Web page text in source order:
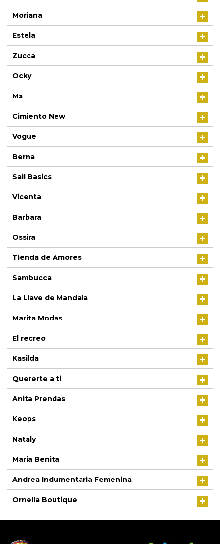
Moriana
Estela
Zucca
Ocky
Ms
Cimiento New
Vogue
Berna
Sail Basics
Vicenta
Barbara
Ossira
Tienda de Amores
Sambucca
La Llave de Mandala
Marita Modas
El recreo
Kasilda
Quererte a ti
Anita Prendas
Keops
Nataly
Maria Benita
Andrea Indumentaria Femenina
Ornella Boutique